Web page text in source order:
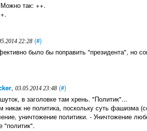
так: ++.
22:28 (#)
было бы поправить "президента", но
,03.05.2014 23:48 (#)
в заголовке там хрень. "Политик"...
никак не политика, поскольку суть фашизма
уничтожение политики. - Уничтожение
"политик".